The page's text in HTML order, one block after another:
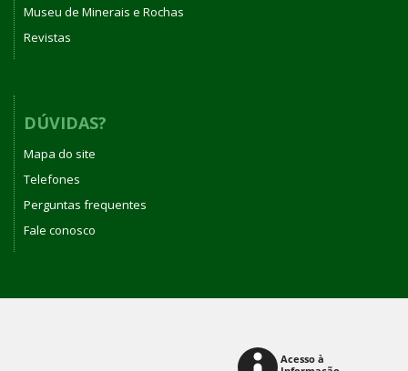
Museu de Minerais e Rochas
Revistas
DÚVIDAS?
Mapa do site
Telefones
Perguntas frequentes
Fale conosco